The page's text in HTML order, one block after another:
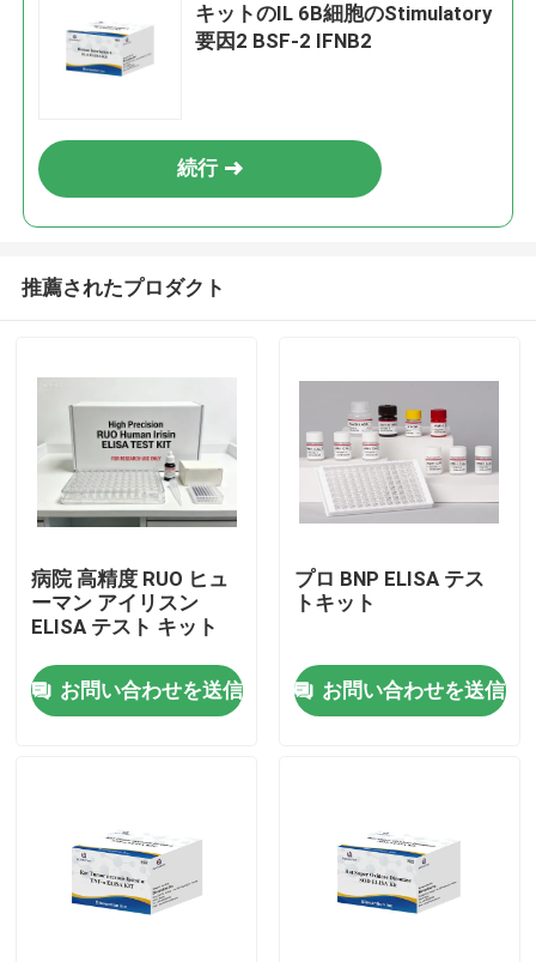
わたしたち に つい て
キットのIL 6B細胞のStimulatory
要因2 BSF-2 IFNB2
続行
推薦されたプロダクト
病院 高精度 RUO ヒュ
ーマン アイリスン
ELISA テスト キット
お問い合わせを送信
プロ BNP ELISA テス
トキット
お問い合わせを送信